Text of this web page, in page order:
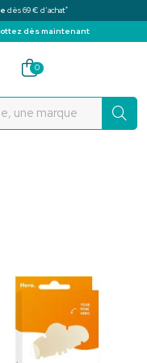
dès 69 € d’achat*
dès maintenant
des Rochettes Votre
0